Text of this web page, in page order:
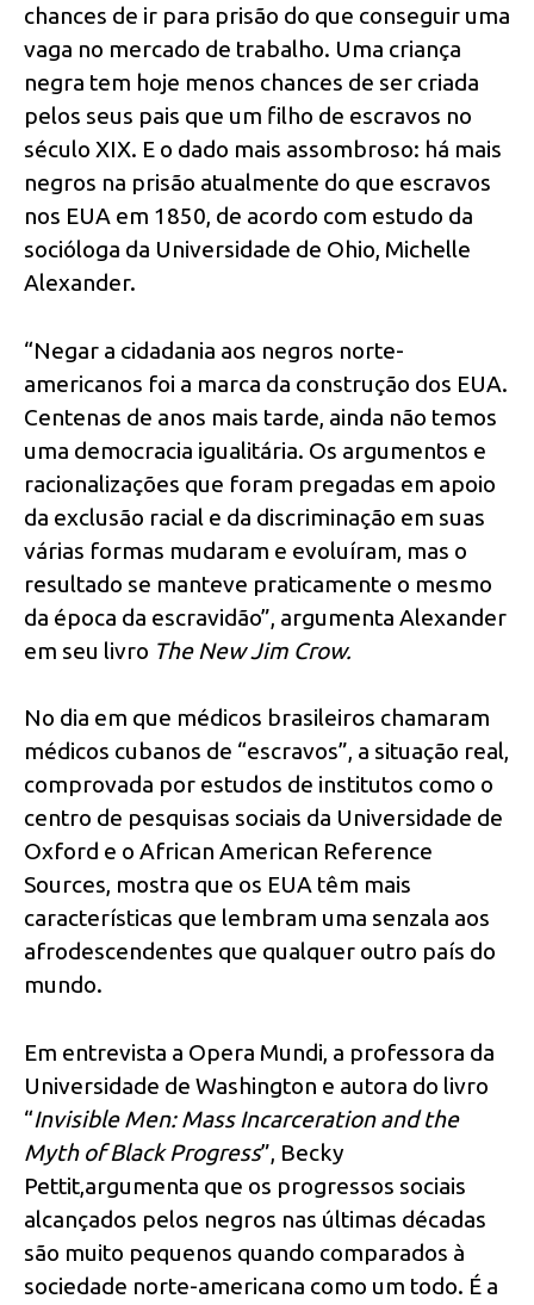
chances de ir para prisão do que conseguir uma
vaga no mercado de trabalho. Uma criança
negra tem hoje menos chances de ser criada
pelos seus pais que um filho de escravos no
século XIX. E o dado mais assombroso: há mais
negros na prisão atualmente do que escravos
nos EUA em 1850, de acordo com estudo da
socióloga da Universidade de Ohio, Michelle
Alexander.
“Negar a cidadania aos negros norte-
americanos foi a marca da construção dos EUA.
Centenas de anos mais tarde, ainda não temos
uma democracia igualitária. Os argumentos e
racionalizações que foram pregadas em apoio
da exclusão racial e da discriminação em suas
várias formas mudaram e evoluíram, mas o
resultado se manteve praticamente o mesmo
da época da escravidão”, argumenta Alexander
em seu livro The New Jim Crow.
No dia em que médicos brasileiros chamaram
médicos cubanos de “escravos”, a situação real,
comprovada por estudos de institutos como o
centro de pesquisas sociais da Universidade de
Oxford e o African American Reference
Sources, mostra que os EUA têm mais
características que lembram uma senzala aos
afrodescendentes que qualquer outro país do
mundo.
Em entrevista a Opera Mundi, a professora da
Universidade de Washington e autora do livro
“Invisible Men: Mass Incarceration and the
Myth of Black Progress”, Becky
Pettit,argumenta que os progressos sociais
alcançados pelos negros nas últimas décadas
são muito pequenos quando comparados à
sociedade norte-americana como um todo. É a